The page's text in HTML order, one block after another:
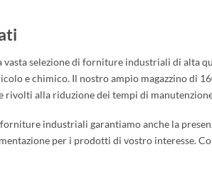
vasta selezione di forniture industriali di alta
e chimico. Il nostro ampio magazzino di
rivolti alla riduzione dei tempi di
industriali garantiamo anche la
per i prodotti di vostro interesse.